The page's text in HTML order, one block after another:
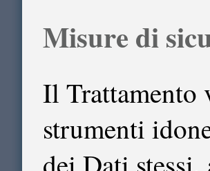
Misure di
Il Trattamento
strumenti